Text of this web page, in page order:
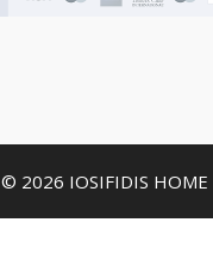
© 2026 IOSIFIDIS HOME